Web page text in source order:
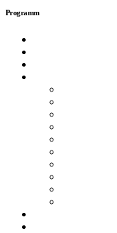
Programm